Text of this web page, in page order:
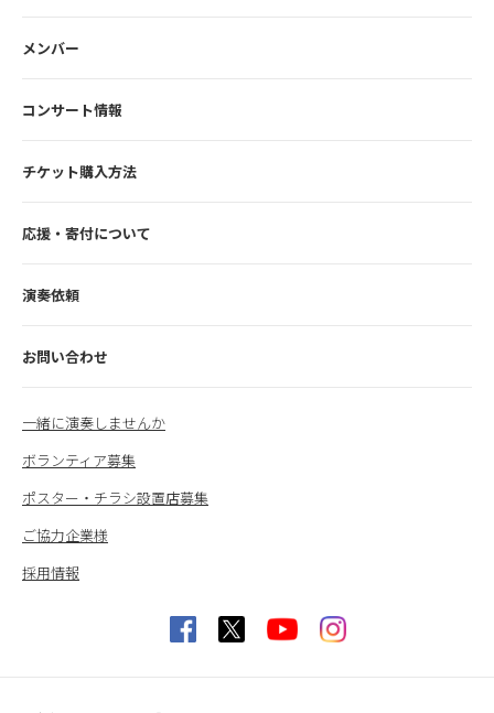
メンバー
コンサート情報
チケット購入方法
応援・寄付について
演奏依頼
お問い合わせ
一緒に演奏しませんか
ボランティア募集
ポスター・チラシ設置店募集
ご協力企業様
採用情報